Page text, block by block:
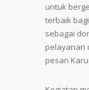
untuk
terbaik
sebagai
pelayanan
pesan